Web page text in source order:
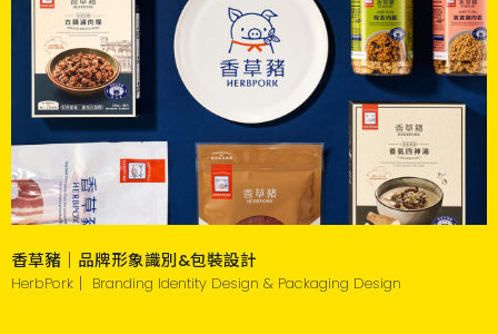
香草豬｜品牌形象識別&包裝設計
HerbPork｜ Branding Identity Design & Packaging Design